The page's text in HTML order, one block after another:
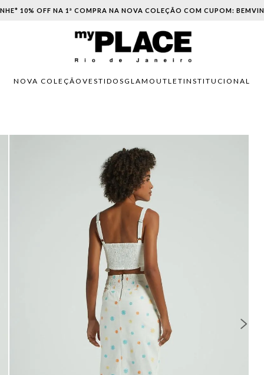
PARCELAMENTO EM ATÉ 6X SEM JUROS. APROVEITE!
NOVA COLEÇÃO VESTIDOSGLAM OUTLETINSTITUCIONAL